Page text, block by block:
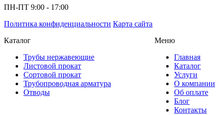
ПН-ПТ 9:00 - 17:00
Политика конфиденциальности Карта сайта
Каталог
Трубы нержавеющие
Листовой прокат
Сортовой прокат
Трубопроводная арматура
Отводы
Меню
Главная
Каталог
Услуги
О компании
Об оплате
Блог
Контакты